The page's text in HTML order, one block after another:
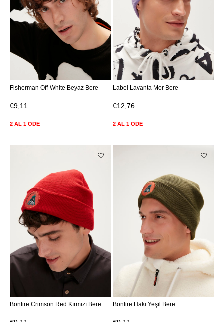
Fisherman Off-White Beyaz Bere
€9,11
2 AL 1 ÖDE
Label Lavanta Mor Bere
€12,76
2 AL 1 ÖDE
Bonfire Crimson Red Kırmızı Bere Bonfire Haki Yeşil Bere